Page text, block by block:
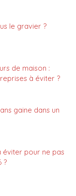
le gravier ?
de maison :
à éviter ?
gaine dans un
éviter pour ne pas
?